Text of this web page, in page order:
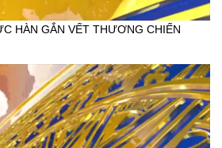
HÀN GẮN VẾT THƯƠNG CHIẾN